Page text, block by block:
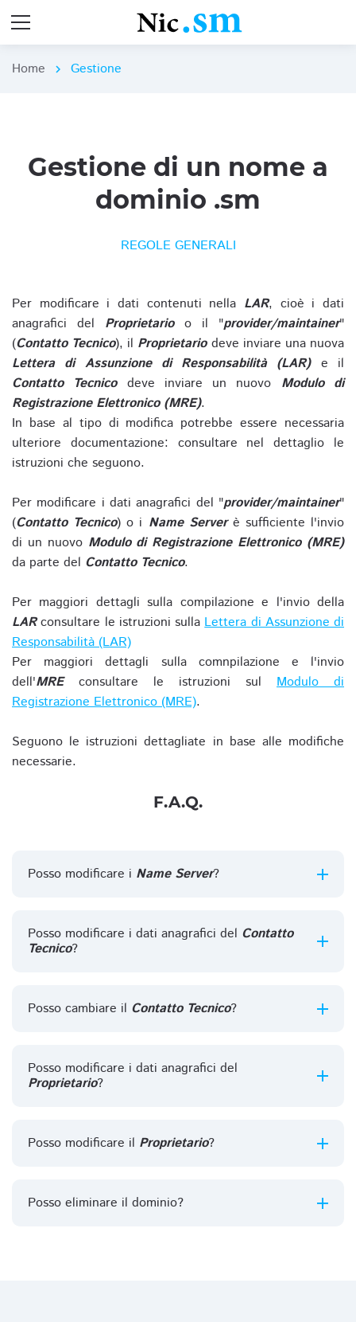
Home chevron_right Gestione
Gestione di un nome a
dominio .sm
REGOLE GENERALI
Per modificare i dati contenuti nella LAR, cioè i dati
anagrafici del Proprietarioo il "provider/maintainer"
(Contatto Tecnico), il Proprietariodeve inviare una nuova
Lettera di Assunzione di Responsabilità (LAR)e il
Contatto Tecnicodeve inviare un nuovo Modulo di
Registrazione Elettronico (MRE).
In base al tipo di modifica potrebbe essere necessaria
ulteriore documentazione: consultare nel dettaglio le
istruzioni che seguono.
Per modificare i dati anagrafici del "provider/maintainer"
(Contatto Tecnico) o i Name Serverè sufficiente l'invio
di un nuovo Modulo di Registrazione Elettronico (MRE)
da parte del Contatto Tecnico.
Per maggiori dettagli sulla compilazione e l'invio della
LARconsultare le istruzioni sullaLettera di Assunzione di
Responsabilità (LAR)
Per maggiori dettagli sulla comnpilazione e l'invio
dell'MREconsultare le istruzioni sul Modulo di
Registrazione Elettronico (MRE).
Seguono le istruzioni dettagliate in base alle modifiche
necessarie.
F.A.Q.
Posso modificare i Name Server?
Posso modificare i dati anagrafici del Contatto
Tecnico?
Posso cambiare il Contatto Tecnico?
Posso modificare i dati anagrafici del
Proprietario?
Posso modificare il Proprietario?
Posso eliminare il dominio?